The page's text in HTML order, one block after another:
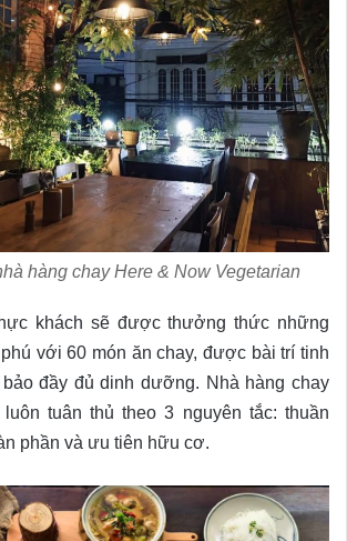
hàng chay Here & Now Vegetarian
khách sẽ được thưởng thức những
với 60 món ăn chay, được bài trí tinh
đầy đủ dinh dưỡng. Nhà hàng chay
tuân thủ theo 3 nguyên tắc: thuần
phần và ưu tiên hữu cơ.